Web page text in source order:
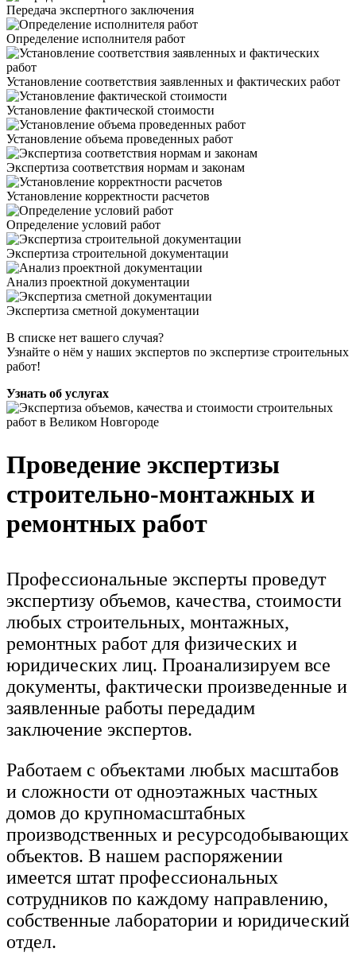
Передача экспертного заключения
Определение исполнителя работ
Установление соответствия заявленных и фактических работ
Установление фактической стоимости
Установление объема проведенных работ
Экспертиза соответствия нормам и законам
Установление корректности расчетов
Определение условий работ
Экспертиза строительной документации
Анализ проектной документации
Экспертиза сметной документации
В списке нет вашего случая?
Узнайте о нём у наших экспертов по экспертизе строительных
работ!
Узнать об услугах
Проведение экспертизы
строительно-монтажных и
ремонтных работ
Профессиональные эксперты проведут
экспертизу объемов, качества, стоимости
любых строительных, монтажных,
ремонтных работ для физических и
юридических лиц. Проанализируем все
документы, фактически произведенные и
заявленные работы передадим
заключение экспертов.
Работаем с объектами любых масштабов
и сложности от одноэтажных частных
домов до крупномасштабных
производственных и ресурсодобывающих
объектов. В нашем распоряжении
имеется штат профессиональных
сотрудников по каждому направлению,
собственные лаборатории и юридический
отдел.